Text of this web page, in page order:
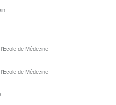
de Médecine
de Médecine